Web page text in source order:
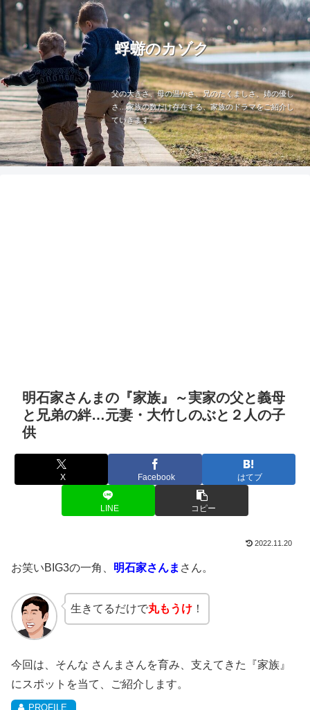
蜉蝣のカゾク
父の大きさ、母の温かさ、兄のたくましさ、姉の優し
さ…家族の数だけ存在する、家族のドラマをご紹介し
ていきます。
明石家さんまの『家族』～実家の父と義母
と兄弟の絆…元妻・大竹しのぶと２人の子
供
X Facebook はてブ
LINE コピー
2022.11.20
お笑いBIG3の一角、 明石家さんま さん。
生きてるだけで丸もうけ！
今回は、そんな さんまさんを育み、支えてきた『家族』
にスポットを当て、ご紹介します。